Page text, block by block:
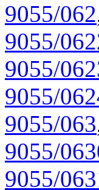
9055/062
9055/
9055/
9055/
9055/063
9055/
9055/